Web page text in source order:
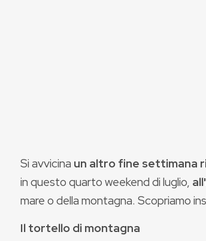
Si avvicina un altro fine settimana
in questo quarto weekend di luglio,
mare o della montagna. Scopriamo
Il tortello di montagna